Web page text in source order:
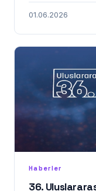
01.06.2026
Haberler
36.